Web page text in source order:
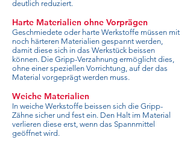
deutlich reduziert.
Harte Materialien ohne Vorprägen
Geschmiedete oder harte Werkstoffe müssen mit
noch härteren Materialien gespannt werden,
damit diese sich in das Werkstück beissen
können. Die Gripp-Verzahnung ermöglicht dies,
ohne einer speziellen Vorrichtung, auf der das
Material vorgeprägt werden muss.
Weiche Materialien
In weiche Werkstoffe beissen sich die Gripp-
Zähne sicher und fest ein. Den Halt im Material
verlieren diese erst, wenn das Spannmittel
geöffnet wird.